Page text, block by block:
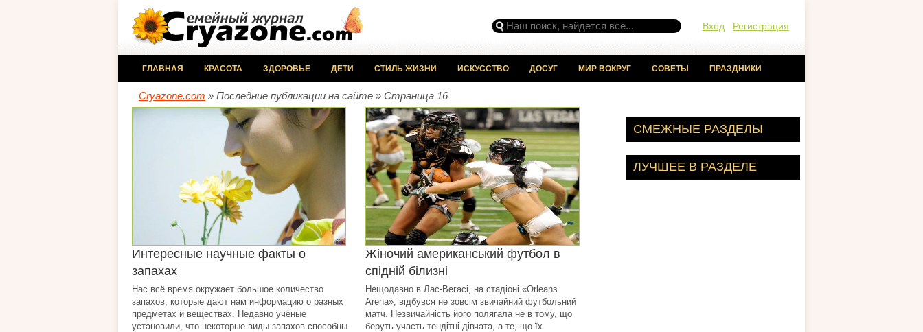
Вход Регистрация
ГЛАВНАЯ КРАСОТА ЗДОРОВЬЕ ДЕТИ СТИЛЬ ЖИЗНИ ИСКУССТВО ДОСУГ МИР ВОКРУГ СОВЕТЫ ПРАЗДНИКИ
Cryazone.com » Последние публикации на сайте » Страница 16
Интересные научные факты о
запахах
Нас всё время окружает большое количество
запахов, которые дают нам информацию о разных
предметах и веществах. Недавно учёные
установили, что некоторые виды запахов способны
Жіночий американський футбол в
спідній білизні
Нещодавно в Лас-Вегасі, на стадіоні «Orleans
Arena», відбувся не зовсім звичайний футбольний
матч. Незвичайність його полягала не в тому, що
беруть участь тендітні дівчата, а те, що їх
СМЕЖНЫЕ РАЗДЕЛЫ
ЛУЧШЕЕ В РАЗДЕЛЕ